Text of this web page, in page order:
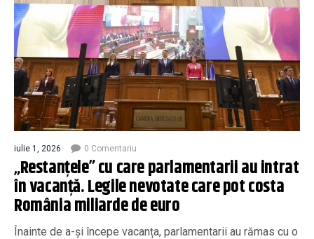
iulie 1, 2026 0 Comentariu
„Restanțele” cu care parlamentarii au intrat
în vacanță. Legile nevotate care pot costa
România miliarde de euro
Înainte de a-și începe vacanța, parlamentarii au rămas cu o